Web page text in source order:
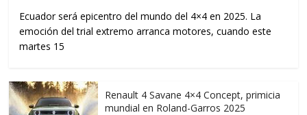
Ecuador será epicentro del mundo del 4×4 en 2025. La
emoción del trial extremo arranca motores, cuando este
martes 15
Renault 4 Savane 4×4 Concept, primicia
mundial en Roland-Garros 2025